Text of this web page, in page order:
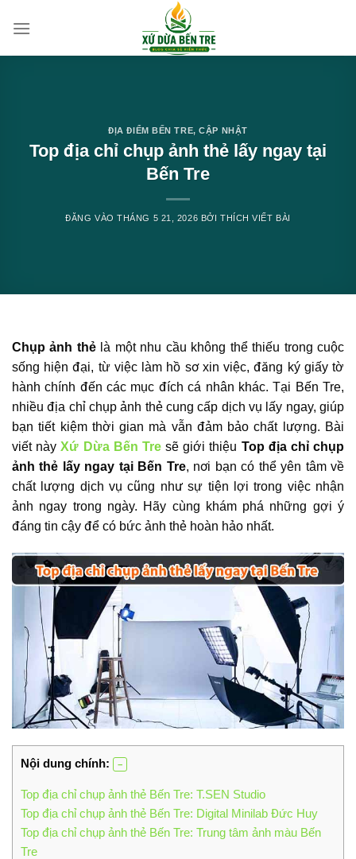
qua
ĐỊA ĐIỂM BẾN TRE,CẬP NHẬT
Top địa chỉ chụp ảnh thẻ lấy ngay tại
Bến Tre
ĐĂNG VÀOTHÁNG 5 21, 2026 BỞI THÍCH VIẾT BÀI
Chụp ảnh thẻlà một nhu cầu không thể thiếu trong cuộc
sống hiện đại, từ việc làm hồ sơ xin việc, đăng ký giấy tờ
hành chính đến các mục đích cá nhân khác. Tại Bến Tre,
nhiều địa chỉ chụp ảnh thẻ cung cấp dịch vụ lấy ngay, giúp
bạn tiết kiệm thời gian mà vẫn đảm bảo chất lượng. Bài
viết nàyXứ Dừa Bến Tresẽ giới thiệu Top địa chỉ chụp
ảnh thẻ lấy ngay tại Bến Tre, nơi bạn có thể yên tâm về
chất lượng dịch vụ cũng như sự tiện lợi trong việc nhận
ảnh ngay trong ngày. Hãy cùng khám phá những gợi ý
đáng tin cậy để có bức ảnh thẻ hoàn hảo nhất.
Nội dung chính:
Top địa chỉ chụp ảnh thẻ Bến Tre: T.SEN Studio
Top địa chỉ chụp ảnh thẻ Bến Tre: Digital Minilab Đức Huy
Top địa chỉ chụp ảnh thẻ Bến Tre: Trung tâm ảnh màu Bến
Tre